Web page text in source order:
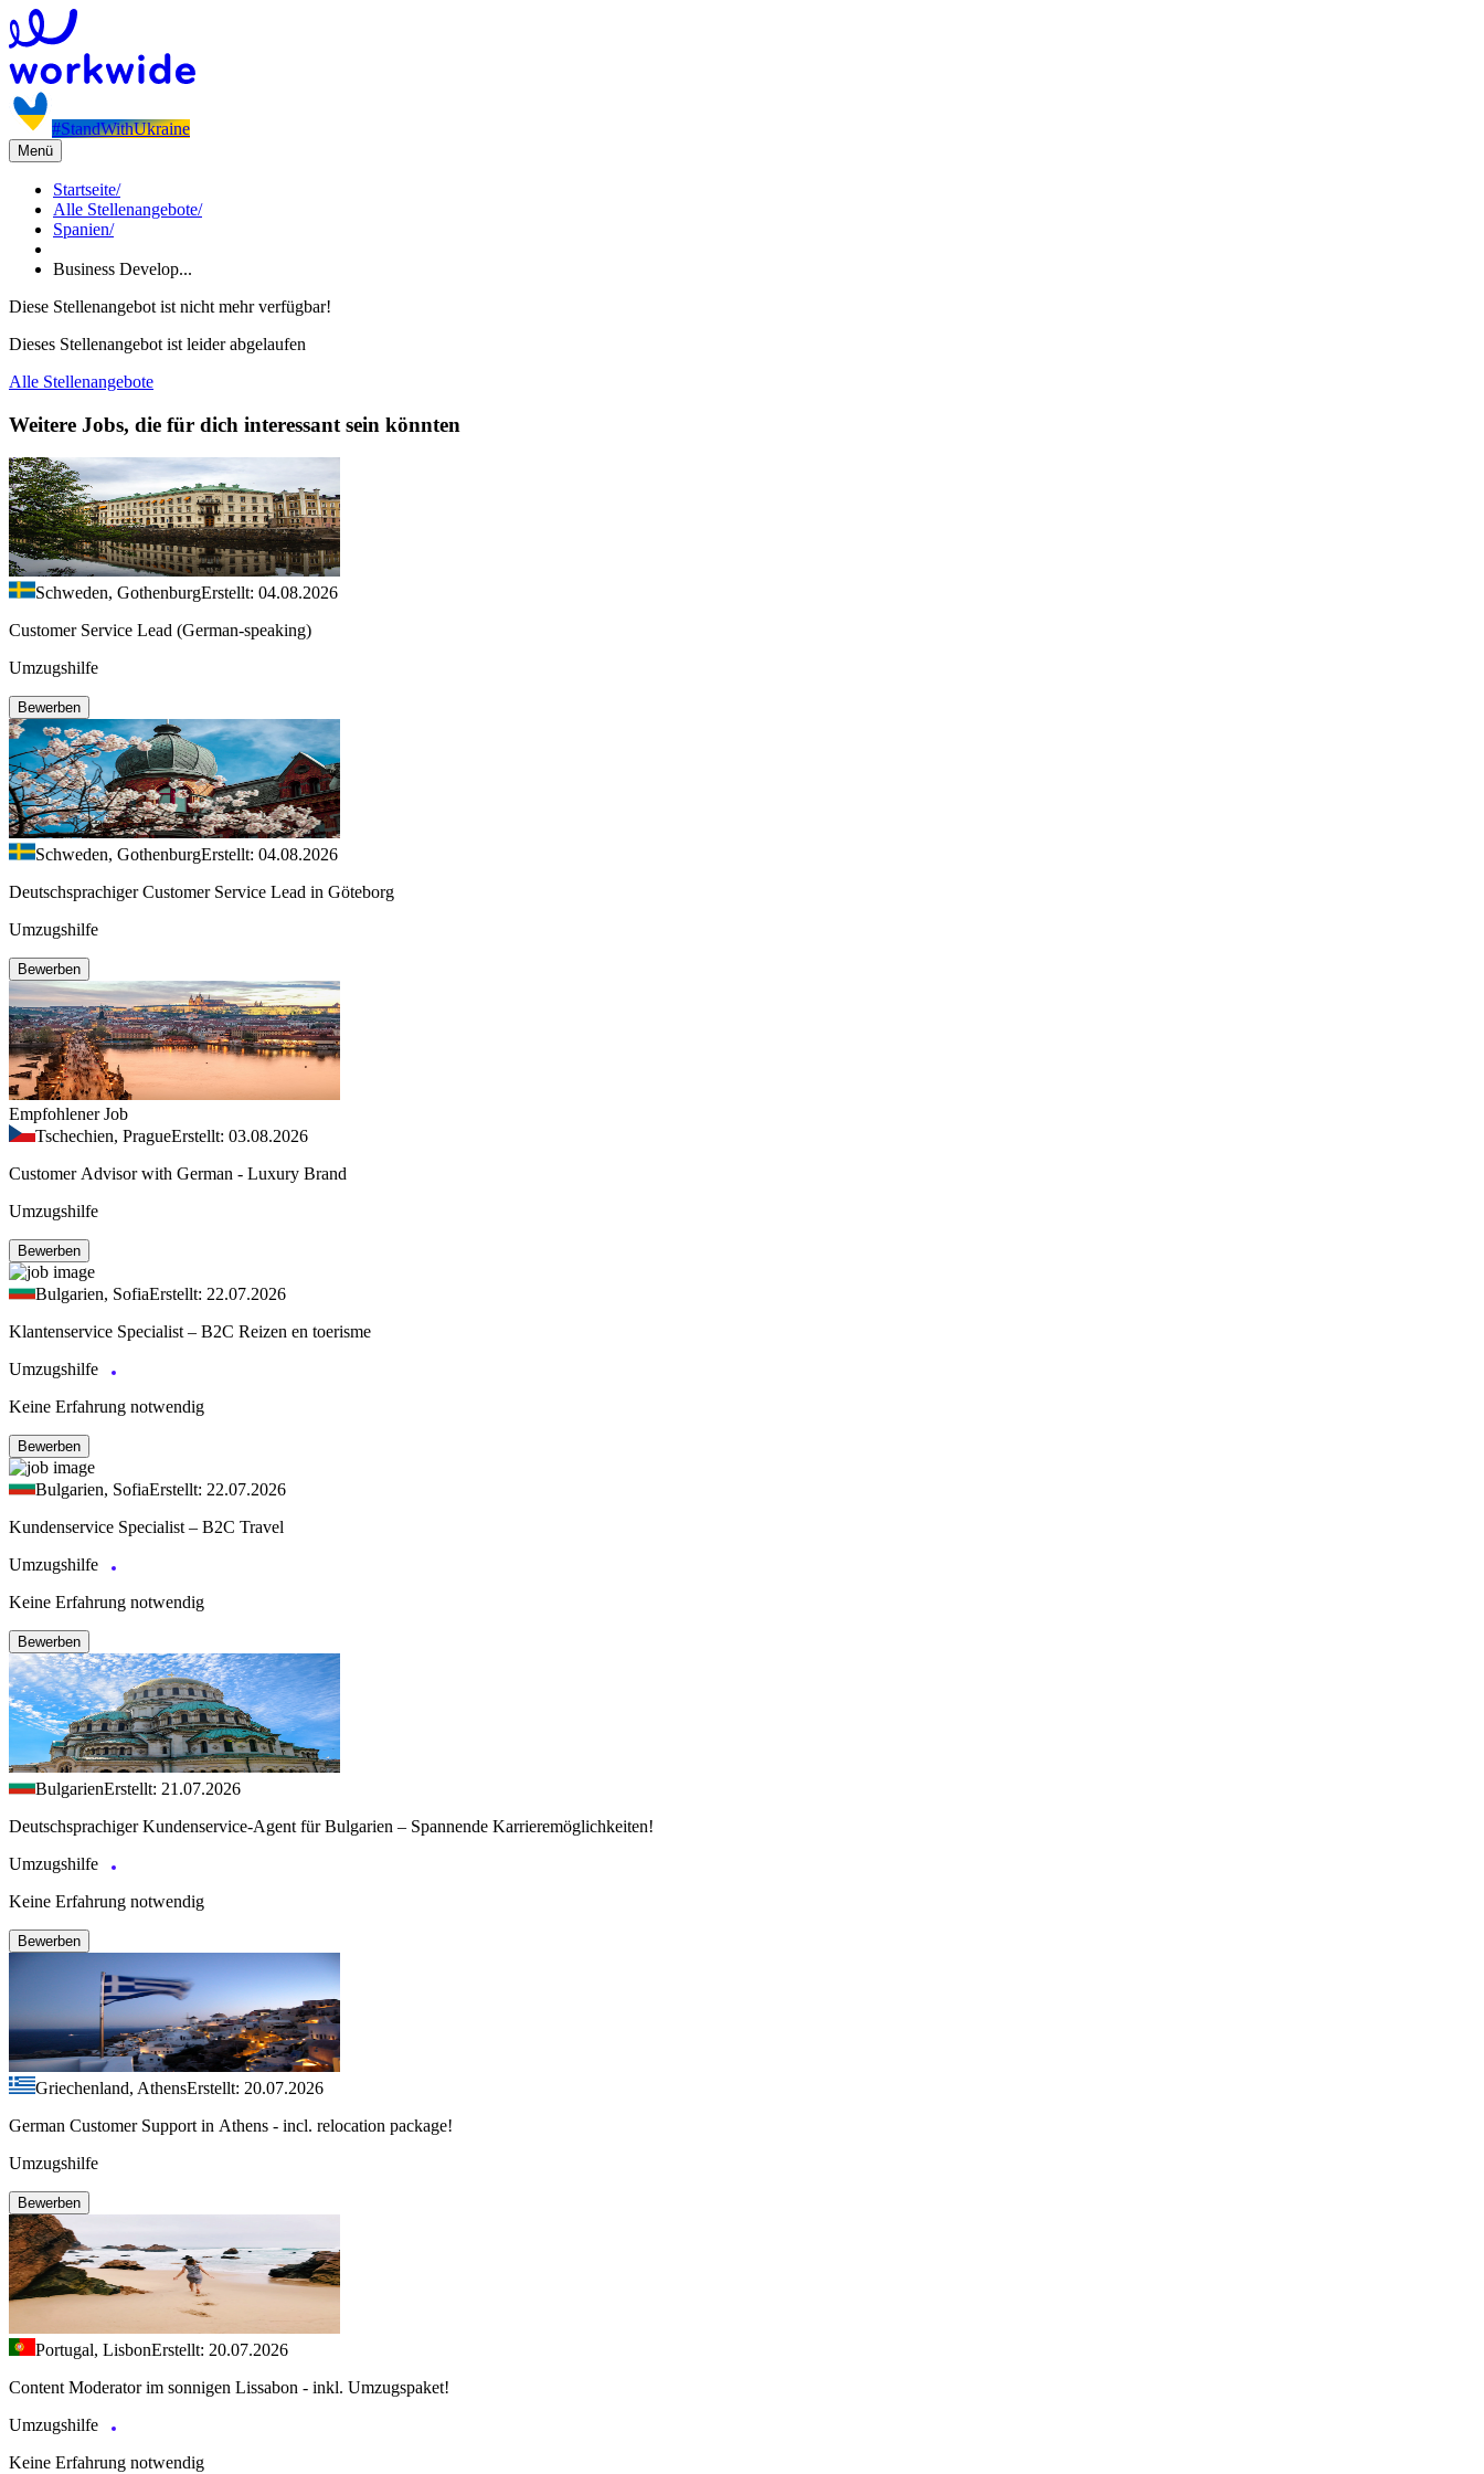
#StandWithUkraine
Menü
Startseite/
Alle Stellenangebote/
Spanien/
Business Develop...
Diese Stellenangebot ist nicht mehr verfügbar!
Dieses Stellenangebot ist leider abgelaufen
Alle Stellenangebote
Weitere Jobs, die für dich interessant sein könnten
Schweden, GothenburgErstellt: 04.08.2026
Customer Service Lead (German-speaking)
Umzugshilfe
Bewerben
Schweden, GothenburgErstellt: 04.08.2026
Deutschsprachiger Customer Service Lead in Göteborg
Umzugshilfe
Bewerben
Empfohlener Job
Tschechien, PragueErstellt: 03.08.2026
Customer Advisor with German - Luxury Brand
Umzugshilfe
Bewerben
Bulgarien, SofiaErstellt: 22.07.2026
Klantenservice Specialist – B2C Reizen en toerisme
Umzugshilfe
Keine Erfahrung notwendig
Bewerben
Bulgarien, SofiaErstellt: 22.07.2026
Kundenservice Specialist – B2C Travel
Umzugshilfe
Keine Erfahrung notwendig
Bewerben
BulgarienErstellt: 21.07.2026
Deutschsprachiger Kundenservice-Agent für Bulgarien – Spannende Karrieremöglichkeiten!
Umzugshilfe
Keine Erfahrung notwendig
Bewerben
Griechenland, AthensErstellt: 20.07.2026
German Customer Support in Athens - incl. relocation package!
Umzugshilfe
Bewerben
Portugal, LisbonErstellt: 20.07.2026
Content Moderator im sonnigen Lissabon - inkl. Umzugspaket!
Umzugshilfe
Keine Erfahrung notwendig